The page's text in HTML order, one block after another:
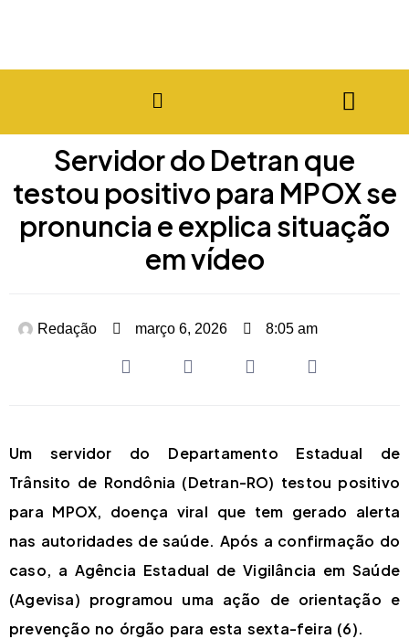
Servidor do Detran que
testou positivo para MPOX se
pronuncia e explica situação
em vídeo
Redação março 6, 2026 8:05 am
Um servidor do Departamento Estadual de
Trânsito de Rondônia (Detran-RO) testou positivo
para MPOX, doença viral que tem gerado alerta
nas autoridades de saúde. Após a confirmação do
caso, a Agência Estadual de Vigilância em Saúde
(Agevisa) programou uma ação de orientação e
prevenção no órgão para esta sexta-feira (6).